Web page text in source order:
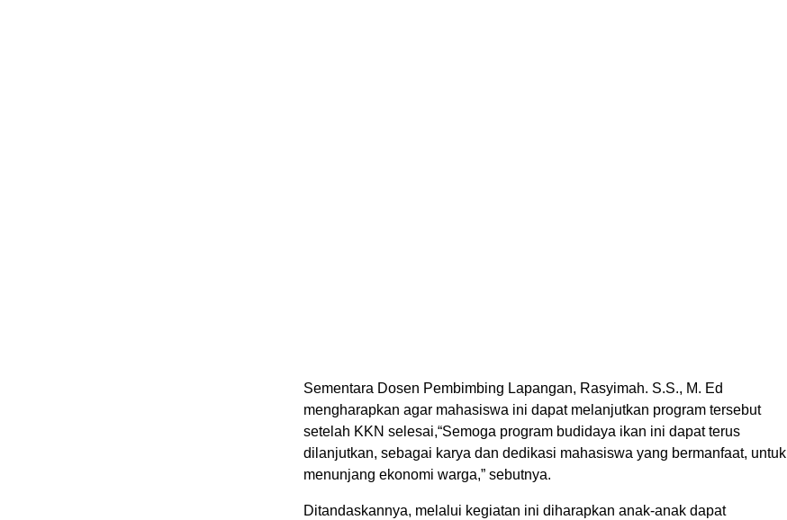
Sementara Dosen Pembimbing Lapangan, Rasyimah. S.S., M. Ed
mengharapkan agar mahasiswa ini dapat melanjutkan program tersebut
setelah KKN selesai,“Semoga program budidaya ikan ini dapat terus
dilanjutkan, sebagai karya dan dedikasi mahasiswa yang bermanfaat, untuk
menunjang ekonomi warga,” sebutnya.
Ditandaskannya, melalui kegiatan ini diharapkan anak-anak dapat